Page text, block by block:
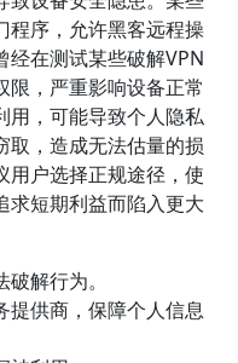
程序，允许黑客远程操
经在测试某些破解VPN
限，严重影响设备正常
用，可能导致个人隐私
取，造成无法估量的损
用户选择正规途径，使
求短期利益而陷入更大
解行为。
提供商，保障个人信息